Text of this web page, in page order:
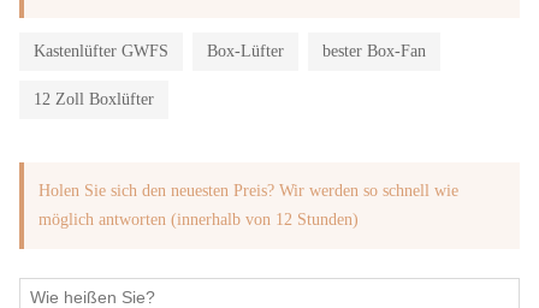
Kastenlüfter GWFS Box-Lüfter bester Box-Fan
12 Zoll Boxlüfter
Holen Sie sich den neuesten Preis? Wir werden so schnell wie
möglich antworten (innerhalb von 12 Stunden)